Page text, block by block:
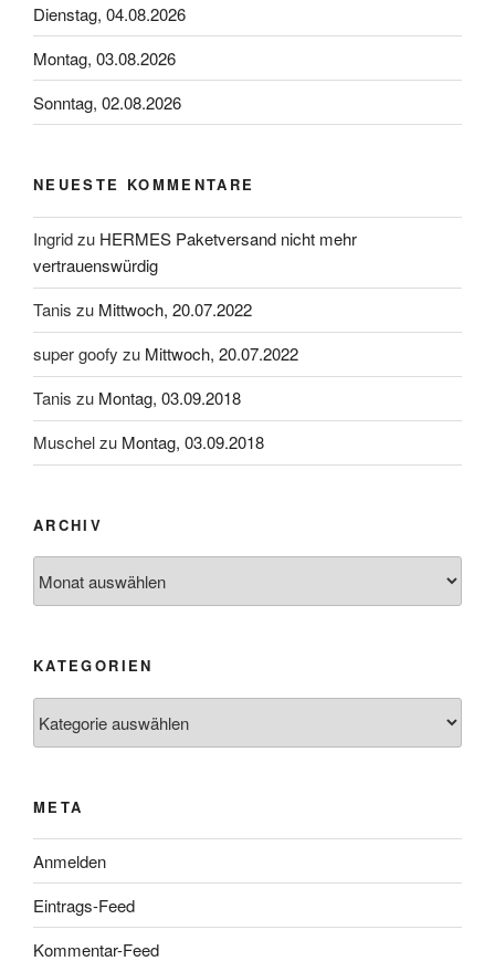
Dienstag, 04.08.2026
Montag, 03.08.2026
Sonntag, 02.08.2026
NEUESTE KOMMENTARE
Ingridzu HERMES Paketversand nicht mehr
vertrauenswürdig
Tanis zu Mittwoch, 20.07.2022
super goofy zu Mittwoch, 20.07.2022
Tanis zu Montag, 03.09.2018
Muschelzu Montag, 03.09.2018
ARCHIV
KATEGORIEN
META
Anmelden
Eintrags-Feed
Kommentar-Feed